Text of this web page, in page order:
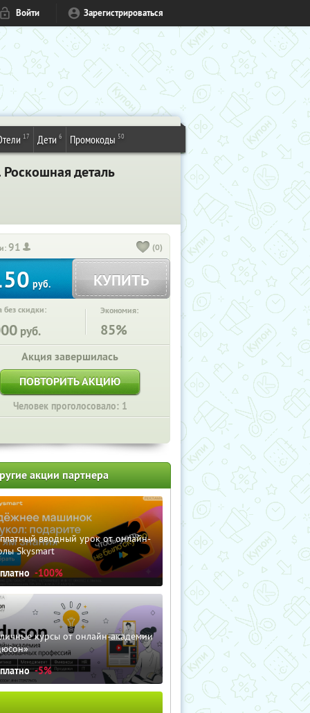
Войти Зарегистрироваться
17 Дети 6 Промокоды 50
деталь
91 (0)
руб. КУПИТЬ
без скидки:
руб.
Экономия:
85%
Акция завершилась
ПОВТОРИТЬ АКЦИЮ
Человек проголосовало: 1
акции партнера
вводный урок от онлайн-
Skysmart
-100%
курсы от онлайн-академии
-5%